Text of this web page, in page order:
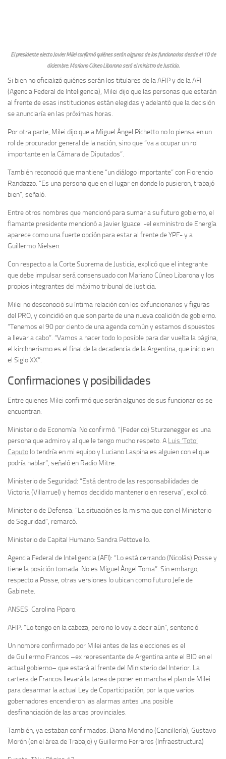
El presidente electo Javier Milei confirmó quiénes serán algunos de los funcionarios desde el 10 de
diciembre: Mariano Cúneo Libarona será el ministro de Justicia.
Si bien no oficializó quiénes serán los titulares de la AFIP y de la AFI
(Agencia Federal de Inteligencia), Milei dijo que las personas que estarán
al frente de esas instituciones están elegidas y adelantó que la decisión
se anunciaría en las próximas horas.
Por otra parte, Milei dijo que a Miguel Ángel Pichetto no lo piensa en un
rol de procurador general de la nación, sino que “va a ocupar un rol
importante en la Cámara de Diputados”.
También reconoció que mantiene “un diálogo importante” con Florencio
Randazzo. “Es una persona que en el lugar en donde lo pusieron, trabajó
bien”, señaló.
Entre otros nombres que mencionó para sumar a su futuro gobierno, el
flamante presidente mencionó a Javier Iguacel -el exministro de Energía
aparece como una fuerte opción para estar al frente de YPF- y a
Guillermo Nielsen.
Con respecto a la Corte Suprema de Justicia, explicó que el integrante
que debe impulsar será consensuado con Mariano Cúneo Libarona y los
propios integrantes del máximo tribunal de Justicia.
Milei no desconoció su íntima relación con los exfuncionarios y figuras
del PRO, y coincidió en que son parte de una nueva coalición de gobierno.
“Tenemos el 90 por ciento de una agenda común y estamos dispuestos
a llevar a cabo”. “Vamos a hacer todo lo posible para dar vuelta la página,
el kirchnerismo es el final de la decadencia de la Argentina, que inicio en
el Siglo XX”.
Confirmaciones y posibilidades
Entre quienes Milei confirmó que serán algunos de sus funcionarios se
encuentran:
Ministerio de Economía: No confirmó. “(Federico) Sturzenegger es una
persona que admiro y al que le tengo mucho respeto. A Luis ‘Toto’
Caputo lo tendría en mi equipo y Luciano Laspina es alguien con el que
podría hablar”, señaló en Radio Mitre.
Ministerio de Seguridad: “Está dentro de las responsabilidades de
Victoria (Villarruel) y hemos decidido mantenerlo en reserva”, explicó.
Ministerio de Defensa: “La situación es la misma que con el Ministerio
de Seguridad”, remarcó.
Ministerio de Capital Humano: Sandra Pettovello.
Agencia Federal de Inteligencia (AFI): “Lo está cerrando (Nicolás) Posse y
tiene la posición tomada. No es Miguel Ángel Toma”. Sin embargo,
respecto a Posse, otras versiones lo ubican como futuro Jefe de
Gabinete.
ANSES: Carolina Piparo.
AFIP: “Lo tengo en la cabeza, pero no lo voy a decir aún”, sentenció.
Un nombre confirmado por Milei antes de las elecciones es el
de Guillermo Francos –ex representante de Argentina ante el BID en el
actual gobierno– que estará al frente del Ministerio del Interior. La
cartera de Francos llevará la tarea de poner en marcha el plan de Milei
para desarmar la actual Ley de Coparticipación, por la que varios
gobernadores encendieron las alarmas antes una posible
desfinanciación de las arcas provinciales.
También, ya estaban confirmados: Diana Mondino (Cancillería), Gustavo
Morón (en el área de Trabajo) y Guillermo Ferraros (Infraestructura)